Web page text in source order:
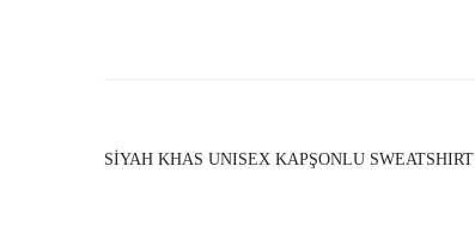
SİYAH KHAS UNISEX KAPŞONLU SWEATSHIRT